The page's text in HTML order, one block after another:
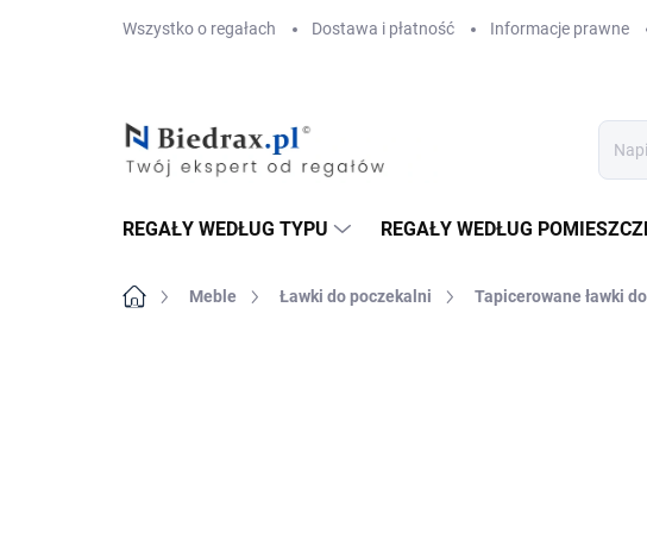
Wszystko o regałach Dostawa i płatność Informacje prawne
REGAŁY WEDŁUG TYPU REGAŁY WEDŁUG
Home Meble Ławki do poczekalni Tapicerowane ławki